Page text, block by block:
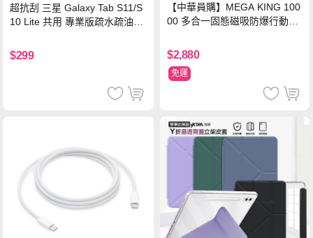
超抗刮 三星 Galaxy Tab S11/S
10 Lite 共用 專業版疏水疏油9H
$299
【中華員購】MEGA KING 100
00 多合一固態磁吸防爆行動電
$2,880
免運